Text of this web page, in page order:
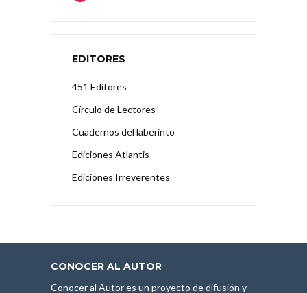
EDITORES
451 Editores
Círculo de Lectores
Cuadernos del laberinto
Ediciones Atlantis
Ediciones Irreverentes
CONOCER AL AUTOR
Conocer al Autor es un proyecto de difusión y